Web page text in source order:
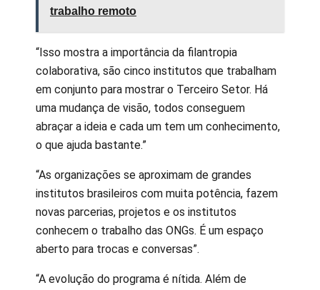
trabalho remoto
“Isso mostra a importância da filantropia
colaborativa, são cinco institutos que trabalham
em conjunto para mostrar o Terceiro Setor. Há
uma mudança de visão, todos conseguem
abraçar a ideia e cada um tem um conhecimento,
o que ajuda bastante.”
“As organizações se aproximam de grandes
institutos brasileiros com muita potência, fazem
novas parcerias, projetos e os institutos
conhecem o trabalho das ONGs. É um espaço
aberto para trocas e conversas”.
“A evolução do programa é nítida. Além de